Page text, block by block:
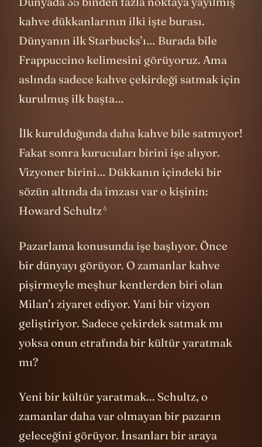
kahve dükkanlarının ilki işte burası.
Dünyanın ilk Starbucks’ı… Burada bile
Frappuccino kelimesini görüyoruz. Ama
aslında sadece kahve çekirdeği satmak için
kurulmuş ilk başta…
İlk kurulduğunda daha kahve bile satmıyor!
Fakat sonra kurucuları birini işe alıyor.
Vizyoner birini… Dükkanın içindeki bir
sözün altında da imzası var o kişinin:
Howard Schultz6
Pazarlama konusunda işe başlıyor. Önce
bir dünyayı görüyor. O zamanlar kahve
pişirmeyle meşhur kentlerden biri olan
Milan’ı ziyaret ediyor. Yani bir vizyon
geliştiriyor. Sadece çekirdek satmak mı
yoksa onun etrafında bir kültür yaratmak
mı?
Yeni bir kültür yaratmak... Schultz, o
zamanlar daha var olmayan bir pazarın
geleceğini görüyor. İnsanları bir araya